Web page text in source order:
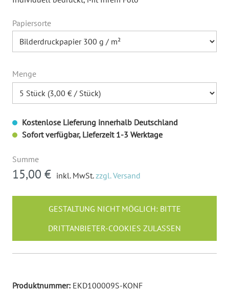
Papiersorte
Menge
Kostenlose Lieferung innerhalb Deutschland
Sofort verfügbar, Lieferzeit 1-3 Werktage
Summe
15,00 € inkl. MwSt.zzgl. Versand
GESTALTUNG NICHT MÖGLICH: BITTE
DRITTANBIETER-COOKIES ZULASSEN
Produktnummer: EKD100009S-KONF